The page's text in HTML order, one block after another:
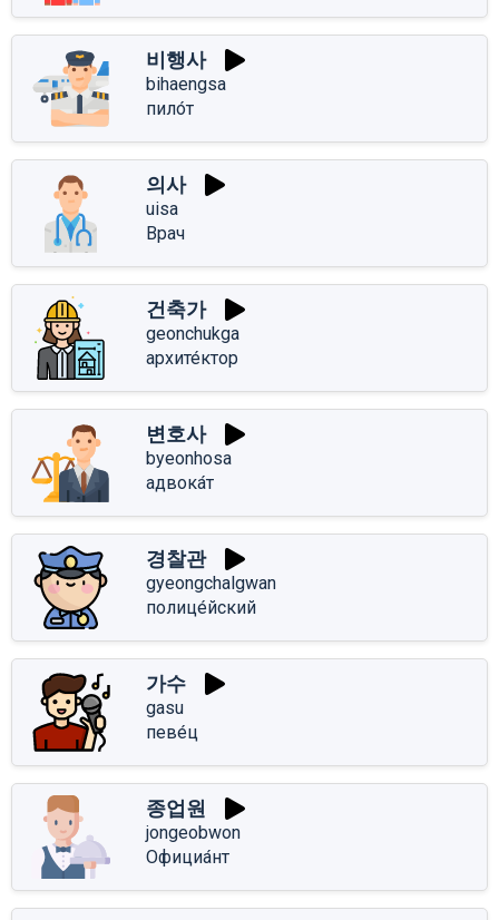
비행사
bihaengsa
пило́т
의사
uisa
Врач
건축가
geonchukga
архите́ктор
변호사
byeonhosa
адвока́т
경찰관
gyeongchalgwan
полице́йский
가수
gasu
певе́ц
종업원
jongeobwon
Официа́нт